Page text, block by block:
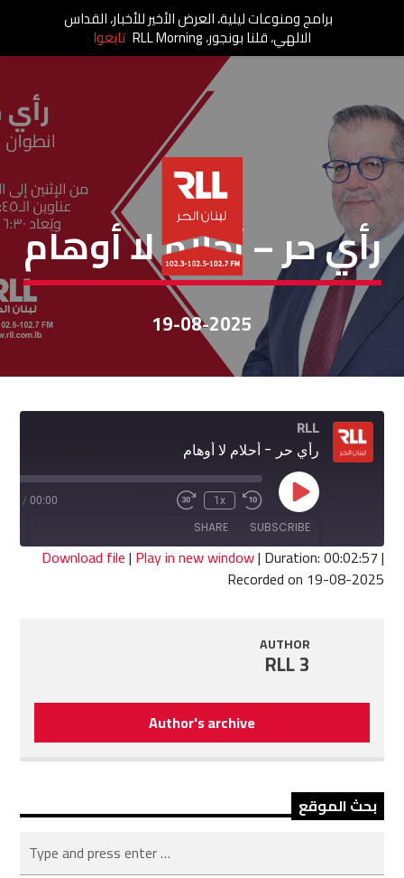
رأي حر
رأي حر – أحلام لا أوهام
19-08-2025
RLL
رأي حر - أحلام لا أوهام
Play
Episode
Rewind
10
Seconds
1x
Fast
seconds
00:00
/
SUBSCRIBE
SHARE
SHARE
Download file| Play in new window| Duration: 00:02:57|
Recorded on 19-08-2025
AUTHOR
RLL 3
Author's archive
بحث الموقع
برامج ومنوعات ليلية، العرض الأخير للأخبار، القداس
الالهي، قلنا بونجور، RLL Morning تابعوا